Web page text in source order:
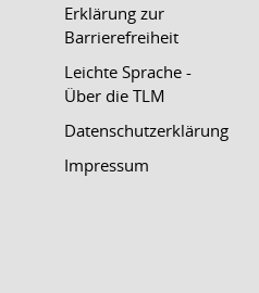
Erklärung zur
Barrierefreiheit
Leichte Sprache -
Über die TLM
Datenschutzerklärung
Impressum